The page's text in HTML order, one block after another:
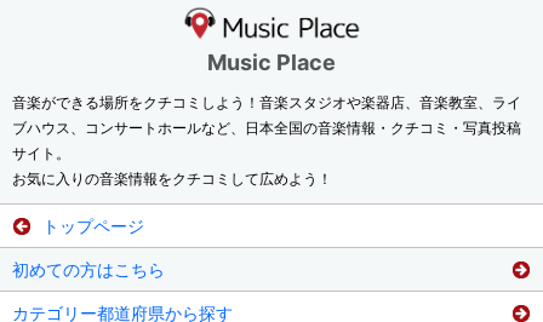
Music Place
音楽ができる場所をクチコミしよう！音楽スタジオや楽器店、音楽教室、ライ
ブハウス、コンサートホールなど、日本全国の音楽情報・クチコミ・写真投稿
サイト。
お気に入りの音楽情報をクチコミして広めよう！
トップページ
初めての方はこちら
カテゴリー都道府県から探す